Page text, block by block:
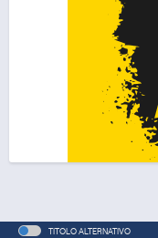
TITOLO ALTERNATIVO